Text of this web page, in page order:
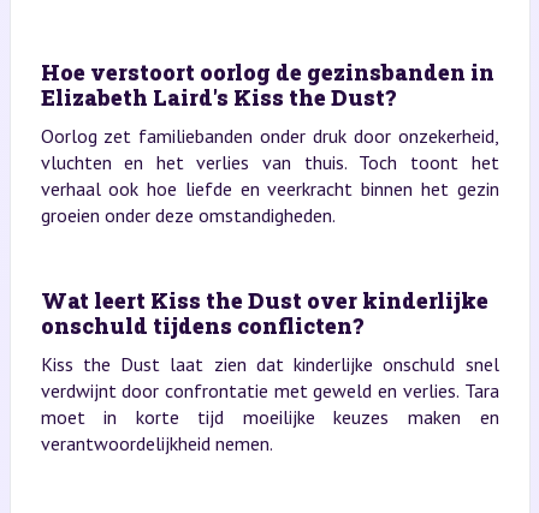
Hoe verstoort oorlog de gezinsbanden in
Elizabeth Laird's Kiss the Dust?
Oorlog zet familiebanden onder druk door onzekerheid,
vluchten en het verlies van thuis. Toch toont het
verhaal ook hoe liefde en veerkracht binnen het gezin
groeien onder deze omstandigheden.
Wat leert Kiss the Dust over kinderlijke
onschuld tijdens conflicten?
Kiss the Dust laat zien dat kinderlijke onschuld snel
verdwijnt door confrontatie met geweld en verlies. Tara
moet in korte tijd moeilijke keuzes maken en
verantwoordelijkheid nemen.